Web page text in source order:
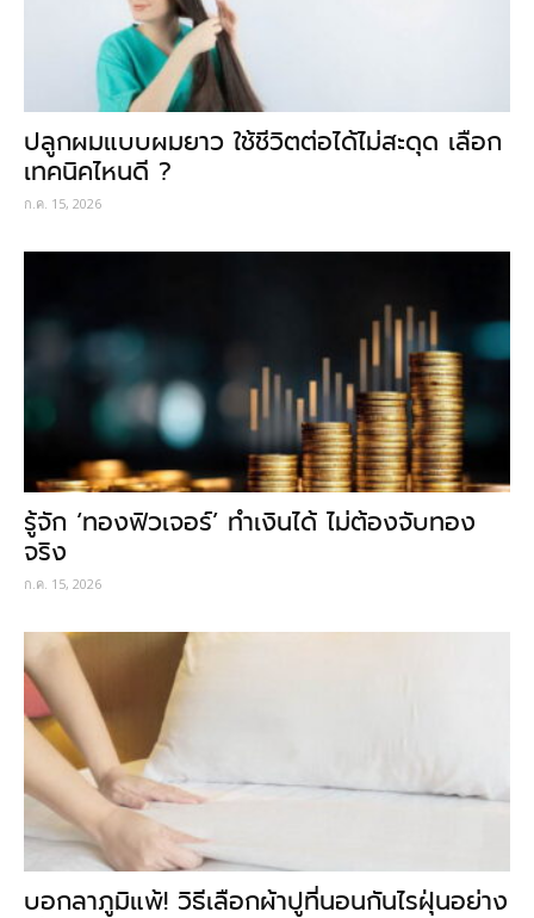
ปลูกผมแบบผมยาว ใช้ชีวิตต่อได้ไม่สะดุด เลือก
เทคนิคไหนดี ?
ก.ค. 15, 2026
รู้จัก ‘ทองฟิวเจอร์’ ทำเงินได้ ไม่ต้องจับทอง
จริง
ก.ค. 15, 2026
บอกลาภูมิแพ้! วิธีเลือกผ้าปูที่นอนกันไรฝุ่นอย่าง